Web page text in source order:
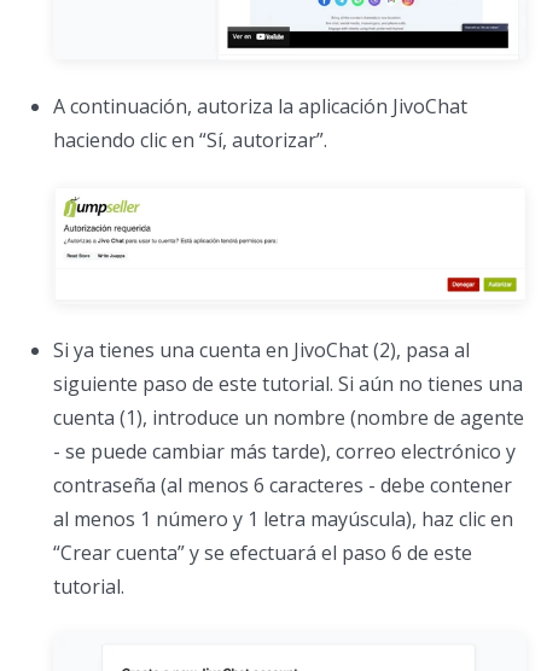
A continuación, autoriza la aplicación JivoChat
haciendo clic en “Sí, autorizar”.
Si ya tienes una cuenta en JivoChat (2), pasa al
siguiente paso de este tutorial. Si aún no tienes una
cuenta (1), introduce un nombre (nombre de agente
- se puede cambiar más tarde), correo electrónico y
contraseña (al menos 6 caracteres - debe contener
al menos 1 número y 1 letra mayúscula), haz clic en
“Crear cuenta” y se efectuará el paso 6 de este
tutorial.